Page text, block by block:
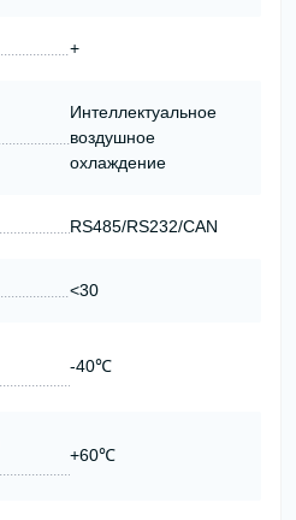
+
Интеллектуальное
воздушное
охлаждение
RS485/RS232/CAN
<30
-40℃
+60℃